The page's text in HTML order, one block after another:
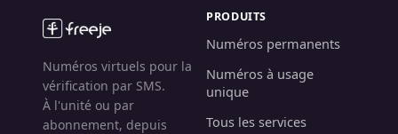
Numéros virtuels pour la
vérification par SMS.
À l'unité ou par
abonnement, depuis
PRODUITS
Numéros permanents
Numéros à usage
unique
Tous les services